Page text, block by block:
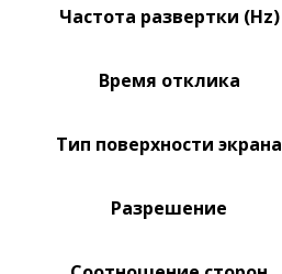
Частота развертки (Hz)
Время отклика
Тип поверхности экрана
Разрешение